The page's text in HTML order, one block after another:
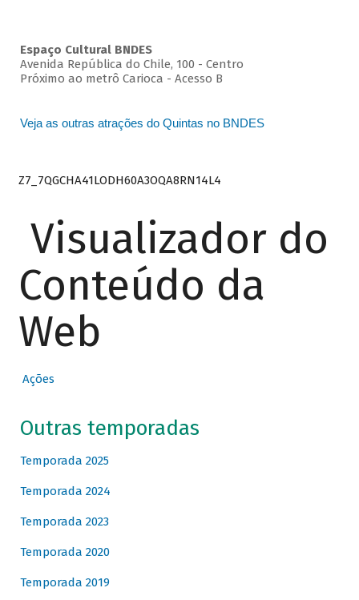
Espaço Cultural BNDES
Avenida República do Chile, 100 - Centro
Próximo ao metrô Carioca - Acesso B
Veja as outras atrações do Quintas no BNDES
Z7_7QGCHA41LODH60A3OQA8RN14L4
Visualizador do
Conteúdo da
Web
Ações
Outras temporadas
Temporada 2025
Temporada 2024
Temporada 2023
Temporada 2020
Temporada 2019